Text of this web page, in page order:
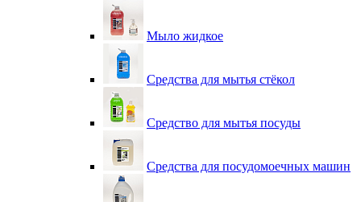
Мыло жидкое
Средства для мытья стёкол
Средство для мытья посуды
Средства для посудомоечных машин